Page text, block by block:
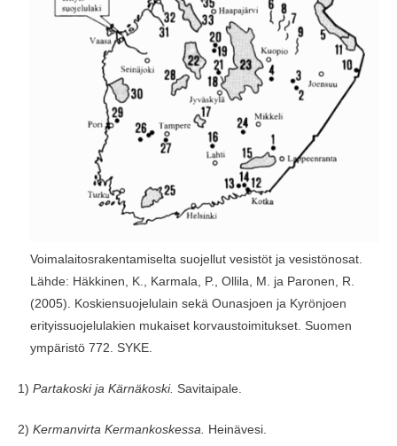
Voimalaitosrakentamiselta suojellut vesistöt ja vesistönosat.
Lähde: Häkkinen, K., Karmala, P., Ollila, M. ja Paronen, R.
(2005). Koskiensuojelulain sekä Ounasjoen ja Kyrönjoen
erityissuojelulakien mukaiset korvaustoimitukset. Suomen
ympäristö 772. SYKE.
1) Partakoski ja Kärnäkoski. Savitaipale.
2) Kermanvirta Kermankoskessa. Heinävesi.